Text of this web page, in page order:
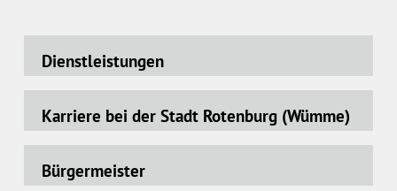
Dienstleistungen
Karriere bei der Stadt Rotenburg (Wümme)
Bürgermeister